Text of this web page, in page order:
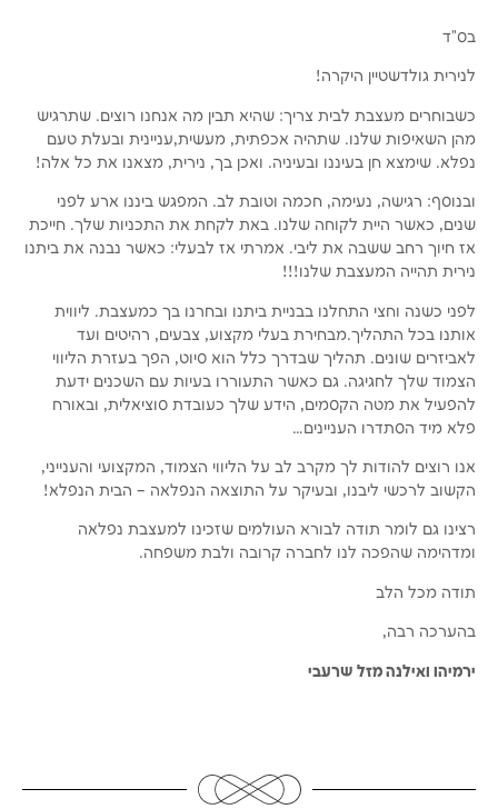
בס"ד
​לנירית גולדשטיין היקרה!
כשבוחרים מעצבת לבית צריך: שהיא תבין מה אנחנו רוצים. שתרגיש
מהן השאיפות שלנו. שתהיה אכפתית, מעשית,עניינית ובעלת טעם
נפלא. שימצא חן בעיננו ובעיניה. ואכן בך, נירית, מצאנו את כל אלה!
ובנוסף: רגישה, נעימה, חכמה וטובת לב. המפגש ביננו ארע לפני
שנים, כאשר היית לקוחה שלנו. באת לקחת את התכניות שלך. חייכת
אז חיוך רחב ששבה את ליבי. אמרתי אז לבעלי: כאשר נבנה את ביתנו
נירית תהייה המעצבת שלנו!!!
לפני כשנה וחצי התחלנו בבניית ביתנו ובחרנו בך כמעצבת. ליווית
אותנו בכל התהליך.מבחירת בעלי מקצוע, צבעים, רהיטים ועד
לאביזרים שונים. תהליך שבדרך כלל הוא סיוט, הפך בעזרת הליווי
הצמוד שלך לחגיגה. גם כאשר התעוררו בעיות עם השכנים ידעת
להפעיל את מטה הקסמים, הידע שלך כעובדת סוציאלית, ובאורח
פלא מיד הסתדרו העניינים…
אנו רוצים להודות לך מקרב לב על הליווי הצמוד, המקצועי והענייני,
הקשוב לרכשי ליבנו, ובעיקר על התוצאה הנפלאה – הבית הנפלא!
רצינו גם לומר תודה לבורא העולמים שזכינו למעצבת נפלאה
ומדהימה שהפכה לנו לחברה קרובה ולבת משפחה.
תודה מכל הלב
בהערכה רבה,
ירמיהו ואילנה מזל שרעבי